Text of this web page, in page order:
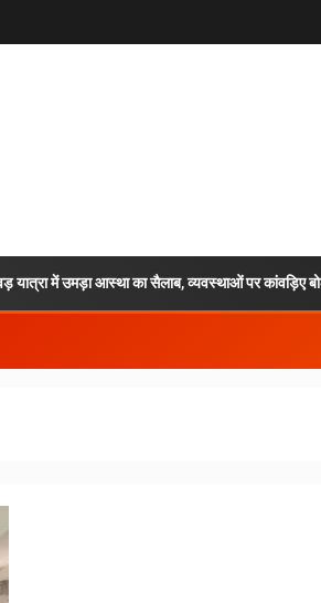
यात्रा में उमड़ा आस्था का सैलाब, व्यवस्थाओं पर